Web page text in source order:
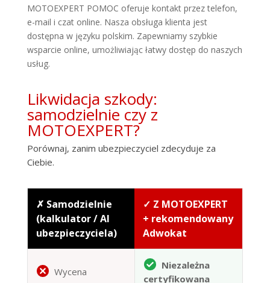
MOTOEXPERT POMOC oferuje kontakt przez telefon,
e-mail i czat online. Nasza obsługa klienta jest
dostępna w języku polskim. Zapewniamy szybkie
wsparcie online, umożliwiając łatwy dostęp do naszych
usług.
Likwidacja szkody:
samodzielnie czy z
MOTOEXPERT?
Porównaj, zanim ubezpieczyciel zdecyduje za
Ciebie.
✗ Samodzielnie
(kalkulator / AI
ubezpieczyciela)
✓ Z MOTOEXPERT
+ rekomendowany
Adwokat
Wycena
Niezależna
certyfikowana